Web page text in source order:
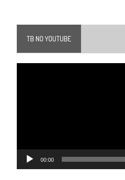
TB NO YOUTUBE
00:00